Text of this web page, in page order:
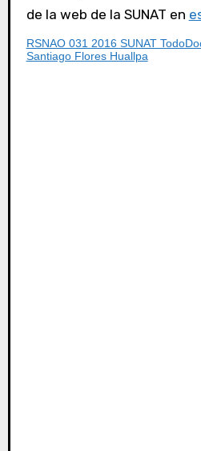
de la web de la SUNAT en
RSNAO 031 2016 SUNAT
Santiago Flores Huallpa